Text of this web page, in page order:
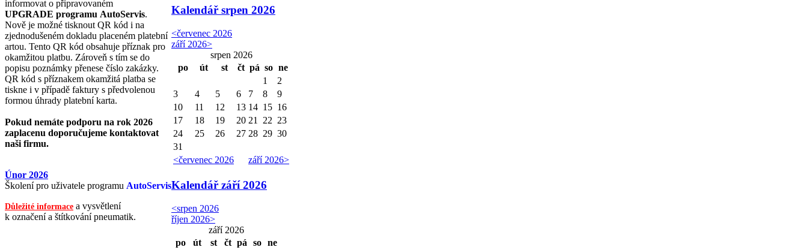
informovat o připravovaném
UPGRADE programu AutoServis.
Nově je možné tisknout QR kód i na
zjednodušeném dokladu placeném platební
artou. Tento QR kód obsahuje příznak pro
okamžitou platbu. Zároveň s tím se do
popisu poznámky přenese číslo zakázky.
QR kód s příznakem okamžitá platba se
tiskne i v případě faktury s předvolenou
formou úhrady platební karta.
Pokud nemáte podporu na rok 2026
zaplacenu doporučujeme kontaktovat
naši firmu.
Únor 2026
Školení pro uživatele programu AutoServis
Důležité informace a vysvětlení
k označení a štítkování pneumatik.
Kalendář srpen 2026
<červenec 2026
září 2026>
srpen 2026
po
út st čt pá so ne
<červenec 2026 září 2026>
1
2
3
4 5 6 7 8
9
10
11 12 13 14 15 16
17
18 19 20 21 22 23
24
25 26 27 28 29 30
31
Kalendář září 2026
<srpen 2026
říjen 2026>
září 2026
po
út st čt pá so ne